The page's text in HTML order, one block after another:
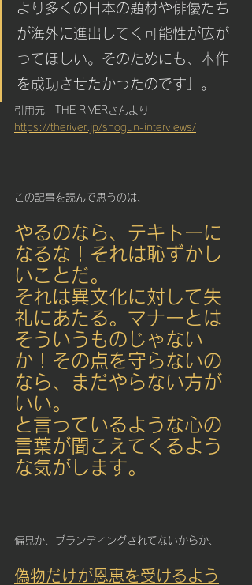
より多くの日本の題材や俳優たち
が海外に進出してく可能性が広が
ってほしい。そのためにも、本作
を成功させたかったのです」。
引用元：THE RIVERさんより
https://theriver.jp/shogun-interviews/
この記事を読んで思うのは、
やるのなら、テキトーに
なるな！それは恥ずかし
いことだ。
それは異文化に対して失
礼にあたる。マナーとは
そういうものじゃない
か！その点を守らないの
なら、まだやらない方が
いい。
と言っているような心の
言葉が聞こえてくるよう
な気がします。
偏見か、ブランディングされてないからか、
偽物だけが恩恵を受けるよう